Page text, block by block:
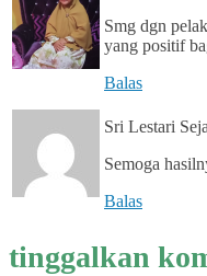
Smg dgn
yang positif
Balas
Sri Lestari
Semoga
Balas
tinggalkan